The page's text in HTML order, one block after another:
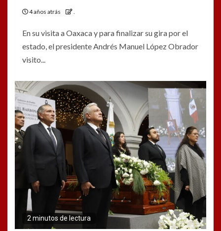
4 años atrás .
En su visita a Oaxaca y para finalizar su gira por el
estado, el presidente Andrés Manuel López Obrador
visito...
2 minutos de lectura